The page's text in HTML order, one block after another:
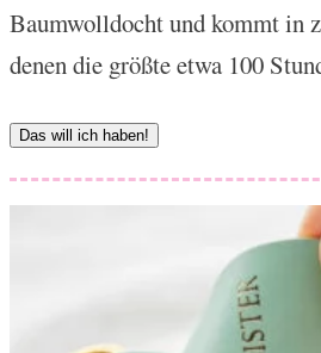
Baumwolldocht und kommt in
denen die größte etwa 100
Das will ich haben!